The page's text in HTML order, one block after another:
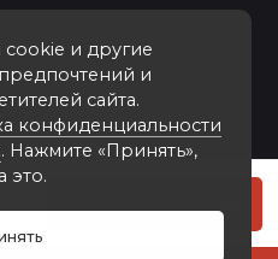
и другие
и
сайта.
конфиденциальности
. Нажмите «Принять»,
это.